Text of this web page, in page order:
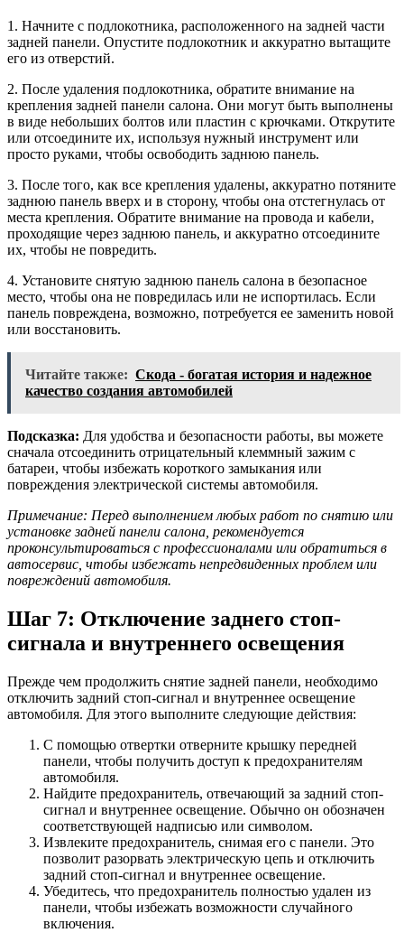
1. Начните с подлокотника, расположенного на задней части
задней панели. Опустите подлокотник и аккуратно вытащите
его из отверстий.
2. После удаления подлокотника, обратите внимание на
крепления задней панели салона. Они могут быть выполнены
в виде небольших болтов или пластин с крючками. Открутите
или отсоедините их, используя нужный инструмент или
просто руками, чтобы освободить заднюю панель.
3. После того, как все крепления удалены, аккуратно потяните
заднюю панель вверх и в сторону, чтобы она отстегнулась от
места крепления. Обратите внимание на провода и кабели,
проходящие через заднюю панель, и аккуратно отсоедините
их, чтобы не повредить.
4. Установите снятую заднюю панель салона в безопасное
место, чтобы она не повредилась или не испортилась. Если
панель повреждена, возможно, потребуется ее заменить новой
или восстановить.
Читайте также: Скода - богатая история и надежное
качество создания автомобилей
Подсказка: Для удобства и безопасности работы, вы можете
сначала отсоединить отрицательный клеммный зажим с
батареи, чтобы избежать короткого замыкания или
повреждения электрической системы автомобиля.
Примечание: Перед выполнением любых работ по снятию или
установке задней панели салона, рекомендуется
проконсультироваться с профессионалами или обратиться в
автосервис, чтобы избежать непредвиденных проблем или
повреждений автомобиля.
Шаг 7: Отключение заднего стоп-
сигнала и внутреннего освещения
Прежде чем продолжить снятие задней панели, необходимо
отключить задний стоп-сигнал и внутреннее освещение
автомобиля. Для этого выполните следующие действия:
С помощью отвертки отверните крышку передней
панели, чтобы получить доступ к предохранителям
автомобиля.
Найдите предохранитель, отвечающий за задний стоп-
сигнал и внутреннее освещение. Обычно он обозначен
соответствующей надписью или символом.
Извлеките предохранитель, снимая его с панели. Это
позволит разорвать электрическую цепь и отключить
задний стоп-сигнал и внутреннее освещение.
Убедитесь, что предохранитель полностью удален из
панели, чтобы избежать возможности случайного
включения.